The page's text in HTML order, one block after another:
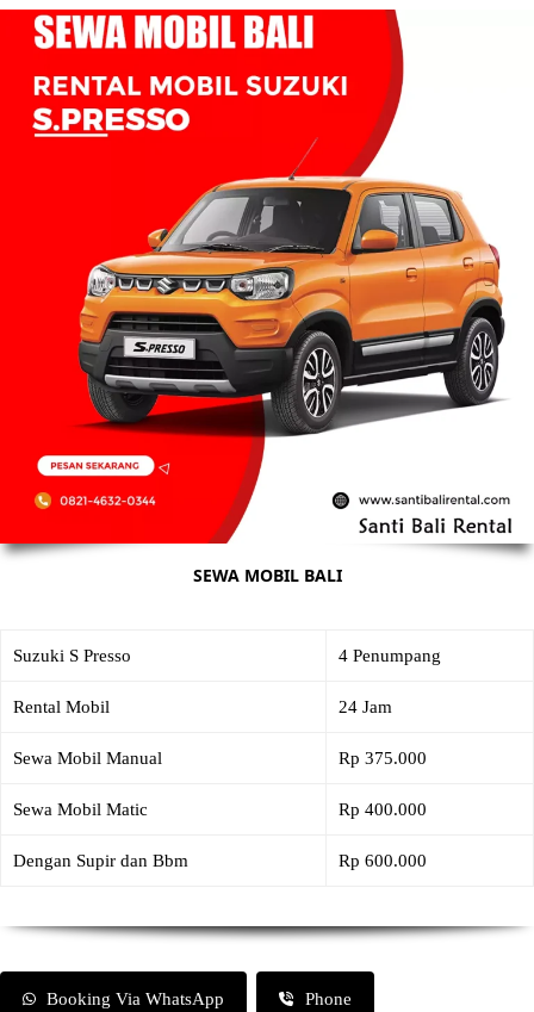
SEWA MOBIL BALI
Suzuki S Presso 4 Penumpang
Rental Mobil 24 Jam
Sewa Mobil Manual Rp 375.000
Sewa Mobil Matic Rp 400.000
Dengan Supir dan Bbm Rp 600.000
Booking Via WhatsApp Phone